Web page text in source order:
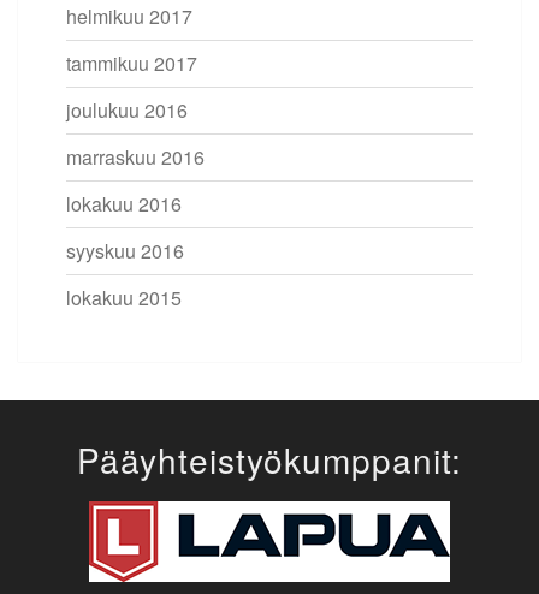
helmikuu 2017
tammikuu 2017
joulukuu 2016
marraskuu 2016
lokakuu 2016
syyskuu 2016
lokakuu 2015
Pääyhteistyökumppanit: